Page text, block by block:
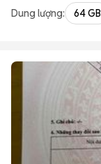
Dung lượng: 64 GB